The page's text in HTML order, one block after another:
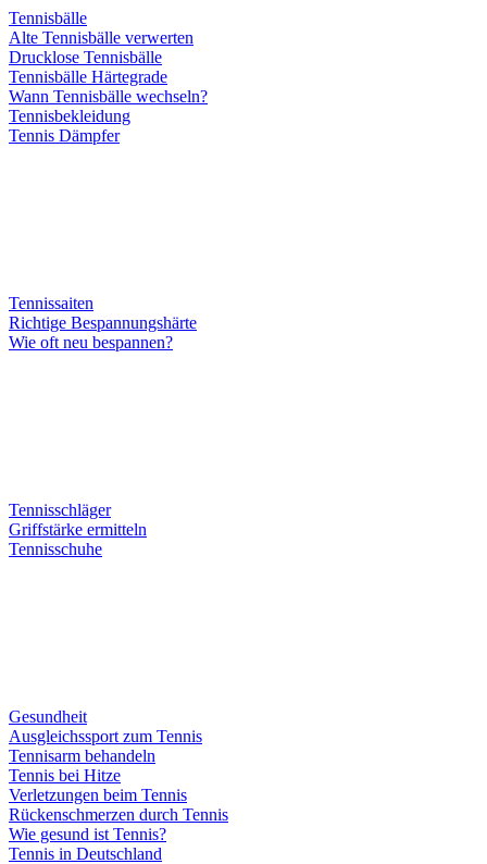
Tennisbälle
Alte Tennisbälle verwerten
Drucklose Tennisbälle
Tennisbälle Härtegrade
Wann Tennisbälle wechseln?
Tennisbekleidung
Tennis Dämpfer
Tennissaiten
Richtige Bespannungshärte
Wie oft neu bespannen?
Tennisschläger
Griffstärke ermitteln
Tennisschuhe
Gesundheit
Ausgleichssport zum Tennis
Tennisarm behandeln
Tennis bei Hitze
Verletzungen beim Tennis
Rückenschmerzen durch Tennis
Wie gesund ist Tennis?
Tennis in Deutschland